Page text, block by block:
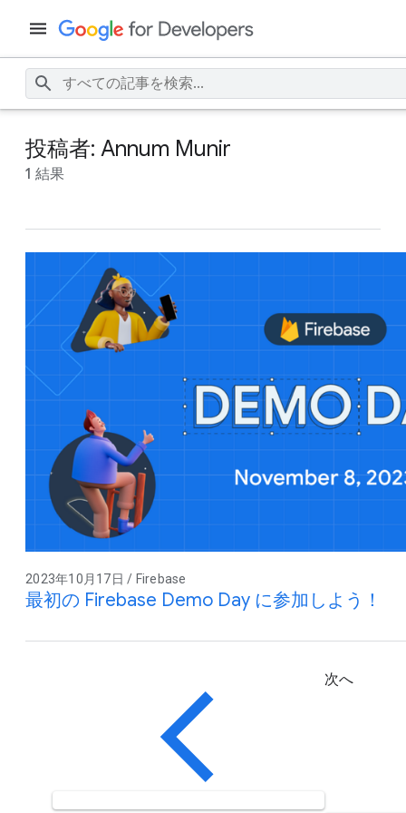
投稿者: Annum Munir
1 結果
2023年10月17日 / Firebase
最初の Firebase Demo Day に参加しよう！
次へ